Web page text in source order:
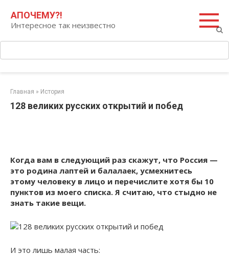
контенту
АПОЧЕМУ?!
Интересное так неизвестно
Главная » История
128 великих русских открытий и побед
Когда вам в следующий раз скажут, что Россия —
это родина лаптей и балалаек, усмехнитесь
этому человеку в лицо и перечислите хотя бы 10
пунктов из моего списка. Я считаю, что стыдно не
знать такие вещи.
И это лишь малая часть: